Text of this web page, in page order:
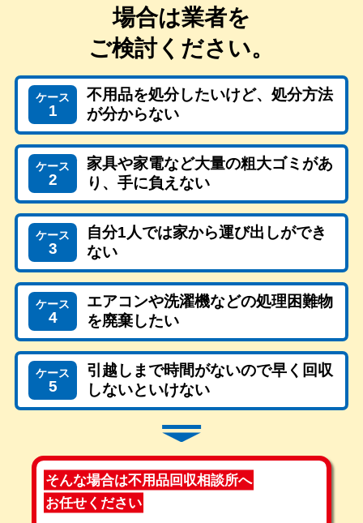
場合は業者を
ご検討ください。
ケース
1
不用品を処分したいけど、処分方法
が分からない
ケース
2
家具や家電など大量の粗大ゴミがあ
り、手に負えない
ケース
3
自分1人では家から運び出しができ
ない
ケース
4
エアコンや洗濯機などの処理困難物
を廃棄したい
ケース
5
引越しまで時間がないので早く回収
しないといけない
そんな場合は不用品回収相談所へ
お任せください